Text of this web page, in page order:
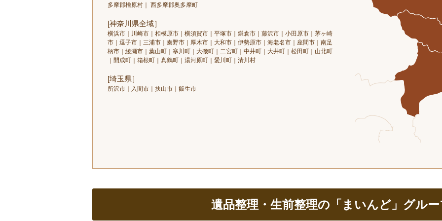
多摩郡檜原村｜ 西多摩郡奥多摩町
[神奈川県全域］
横浜市｜川崎市｜相模原市｜横須賀市｜平塚市｜鎌倉市｜藤沢市｜小田原市｜茅ヶ崎
市｜逗子市｜三浦市｜秦野市｜厚木市｜大和市｜伊勢原市｜海老名市｜座間市｜南足
柄市｜綾瀬市｜葉山町｜寒川町｜大磯町｜二宮町｜中井町｜大井町｜松田町｜山北町
｜開成町｜箱根町｜真鶴町｜湯河原町｜愛川町｜清川村
[埼玉県］
所沢市｜入間市｜挟山市｜飯生市
遺品整理・生前整理の「まいんど」グル